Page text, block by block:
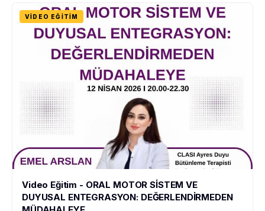
VIDEO EĞITIM
Video Eğitim - ORAL MOTOR SİSTEM VE
DUYUSAL ENTEGRASYON: DEĞERLENDİRMEDEN